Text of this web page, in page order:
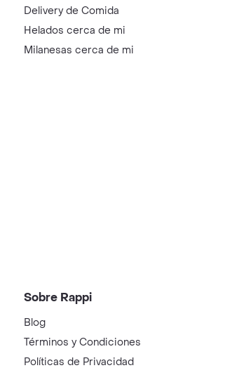
Delivery de Comida
Helados cerca de mi
Milanesas cerca de mi
Sobre Rappi
Blog
Términos y Condiciones
Políticas de Privacidad